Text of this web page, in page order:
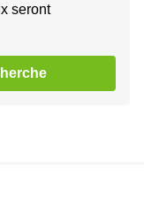
seront